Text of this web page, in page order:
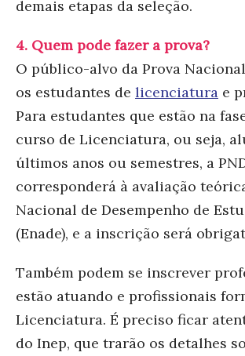
demais etapas da seleção.
4. Quem pode fazer a prova?
O público-alvo da Prova
os estudantes de licenciatura e
Para estudantes que estão na
curso de Licenciatura, ou seja,
últimos anos ou semestres, a
corresponderá à avaliação
Nacional de Desempenho de
(Enade), e a inscrição será
Também podem se inscrever
estão atuando e profissionais
Licenciatura. É preciso ficar
do Inep, que trarão os detalhes